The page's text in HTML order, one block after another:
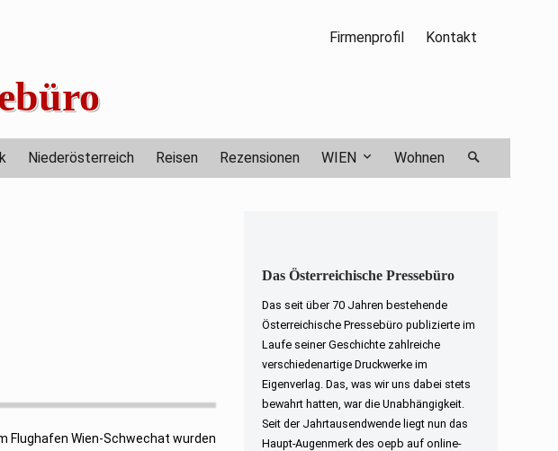
Firmenprofil Kontakt
Niederösterreich Reisen Rezensionen WIEN Wohnen
Flughafen Wien-Schwechat wurden
Das Österreichische Pressebüro
Das seit über 70 Jahren bestehende
Österreichische Pressebüro publizierte im
Laufe seiner Geschichte zahlreiche
verschiedenartige Druckwerke im
Eigenverlag. Das, was wir uns dabei stets
bewahrt hatten, war die Unabhängigkeit.
Seit der Jahrtausendwende liegt nun das
Haupt-Augenmerk des oepb auf online-